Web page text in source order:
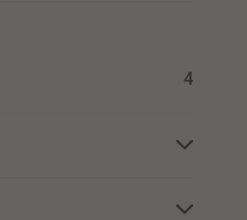
4